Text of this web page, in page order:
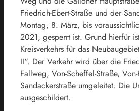
Friedrich-Ebert-Straße und der
Montag, 8. März, bis
2021, gesperrt ist. Grund hierfür
Kreisverkehrs für das
II“. Der Verkehr wird über die
Fallweg, Von-Scheffel-Straße,
Sandackerstraße umgeleitet. Die
ausgeschildert.